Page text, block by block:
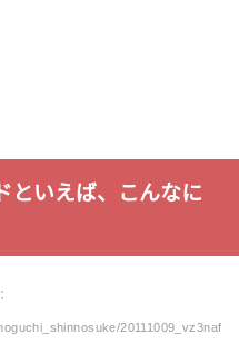
といえば、こんなに
20111009_vz3naf